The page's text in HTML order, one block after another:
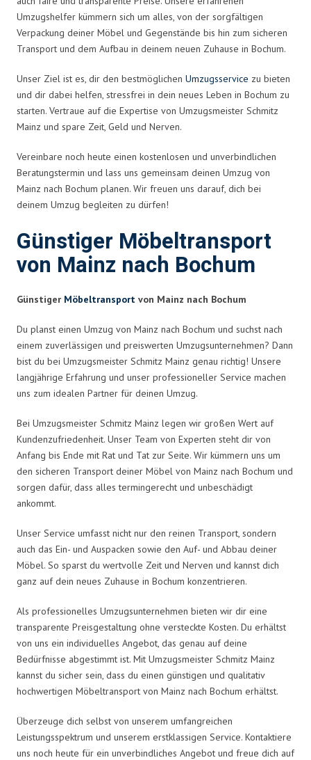
Umzugshelfer kümmern sich um alles, von der sorgfältigen
Verpackung deiner Möbel und Gegenstände bis hin zum sicheren
Transport und dem Aufbau in deinem neuen Zuhause in Bochum.
Unser Ziel ist es, dir den bestmöglichen Umzugsservice zu bieten
und dir dabei helfen, stressfrei in dein neues Leben in Bochum zu
starten. Vertraue auf die Expertise von Umzugsmeister Schmitz
Mainz und spare Zeit, Geld und Nerven.
Vereinbare noch heute einen kostenlosen und unverbindlichen
Beratungstermin und lass uns gemeinsam deinen Umzug von
Mainz nach Bochum planen. Wir freuen uns darauf, dich bei
deinem Umzug begleiten zu dürfen!
Günstiger Möbeltransport
von Mainz nach Bochum
Günstiger Möbeltransport von Mainz nach Bochum
Du planst einen Umzug von Mainz nach Bochum und suchst nach
einem zuverlässigen und preiswerten Umzugsunternehmen? Dann
bist du bei Umzugsmeister Schmitz Mainz genau richtig! Unsere
langjährige Erfahrung und unser professioneller Service machen
uns zum idealen Partner für deinen Umzug.
Bei Umzugsmeister Schmitz Mainz legen wir großen Wert auf
Kundenzufriedenheit. Unser Team von Experten steht dir von
Anfang bis Ende mit Rat und Tat zur Seite. Wir kümmern uns um
den sicheren Transport deiner Möbel von Mainz nach Bochum und
sorgen dafür, dass alles termingerecht und unbeschädigt
ankommt.
Unser Service umfasst nicht nur den reinen Transport, sondern
auch das Ein- und Auspacken sowie den Auf- und Abbau deiner
Möbel. So sparst du wertvolle Zeit und Nerven und kannst dich
ganz auf dein neues Zuhause in Bochum konzentrieren.
Als professionelles Umzugsunternehmen bieten wir dir eine
transparente Preisgestaltung ohne versteckte Kosten. Du erhältst
von uns ein individuelles Angebot, das genau auf deine
Bedürfnisse abgestimmt ist. Mit Umzugsmeister Schmitz Mainz
kannst du sicher sein, dass du einen günstigen und qualitativ
hochwertigen Möbeltransport von Mainz nach Bochum erhältst.
Überzeuge dich selbst von unserem umfangreichen
Leistungsspektrum und unserem erstklassigen Service. Kontaktiere
uns noch heute für ein unverbindliches Angebot und freue dich auf